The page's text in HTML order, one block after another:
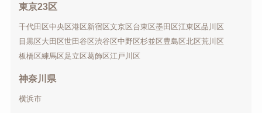
東京23区
千代田区中央区港区新宿区文京区台東区墨田区江東区品川区
目黒区大田区世田谷区渋谷区中野区杉並区豊島区北区荒川区
板橋区練馬区 足立区葛飾区江戸川区
神奈川県
横浜市